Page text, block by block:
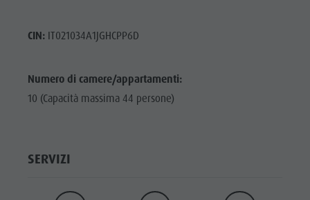
CIN:IT021034A1JGHCPP6D
Numero di camere/appartamenti:
10 (Capacità massima 44 persone)
SERVIZI